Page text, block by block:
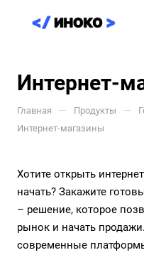
Интернет-
Главная — Продукты —
Интернет-магазины
Хотите открыть
начать? Закажите
– решение, которое
рынок и начать
современные